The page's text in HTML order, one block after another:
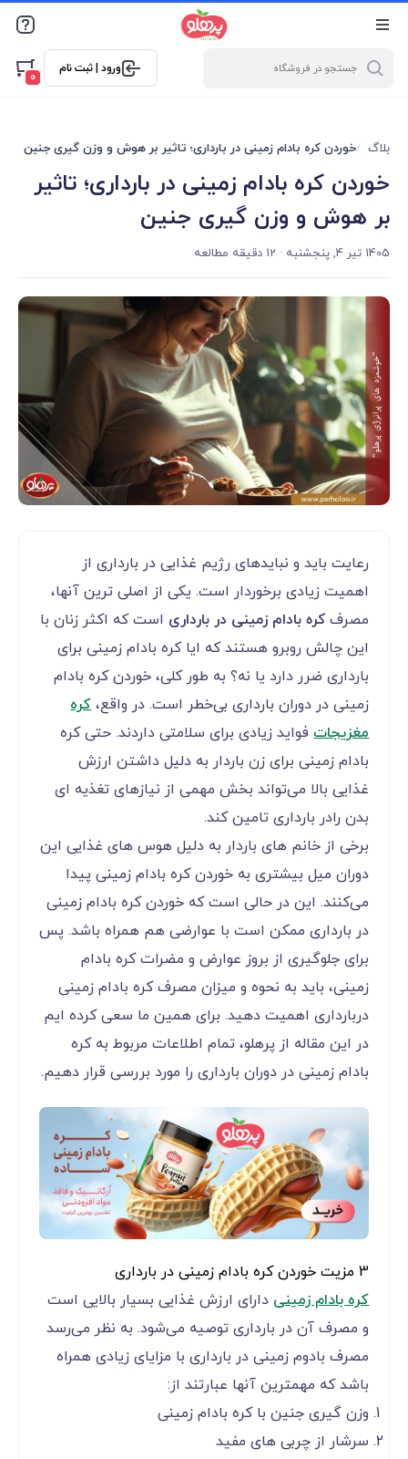
@media screen and (max-width: 500px) { .w-ch{bottom: 125px
!important; left:5px !important;} }
ورود | ثبت نام
0
بلاگ خوردن کره بادام زمینی در بارداری؛ تاثیر بر هوش و وزن گیری جنین
خوردن کره بادام زمینی در بارداری؛ تاثیر
بر هوش و وزن گیری جنین
1405 تیر 4, پنجشنبه · 12 دقیقه مطالعه
رعایت باید و نبایدهای رژیم غذایی در بارداری از
اهمیت زیادی برخوردار است. یکی از اصلی ترین آنها،
مصرف کره بادام زمینی در بارداری است که اکثر زنان با
این چالش روبرو هستند که ایا کره بادام زمینی برای
بارداری ضرر دارد یا نه؟ به طور کلی، خوردن کره بادام
زمینی در دوران بارداری بی‌خطر است. در واقع،کره
مغزیجات فواید زیادی برای سلامتی داردند. حتی کره
بادام زمینی برای زن باردار به دلیل داشتن ارزش
غذایی بالا می‌‌‌‌‌‌‌‌‌‌‌‌تواند بخش مهمی ‌‌‌‌‌‌‌‌‌‌‌‌از نیازهای تغذیه ای
بدن رادر بارداری تامین کند.
برخی از خانم های باردار به دلیل هوس های غذایی این
دوران میل بیشتری به خوردن کره بادام زمینی پیدا
می‌‌‌‌‌‌‌‌‌‌‌‌کنند. این در حالی است که خوردن کره بادام زمینی
در بارداری ممکن است با عوارضی هم همراه باشد. پس
برای جلوگیری از بروز عوارض و مضرات کره بادام
زمینی، باید به نحوه و میزان مصرف کره بادام زمینی
دربارداری اهمیت دهید. برای همین ما سعی کرده ایم
در این مقاله از پرهلو، تمام اطلاعات مربوط به کره
بادام زمینی در دوران بارداری را مورد بررسی قرار دهیم.
3 مزیت خوردن کره بادام زمینی در بارداری
کره بادام زمینی دارای ارزش غذایی بسیار بالایی است
و مصرف آن در بارداری توصیه می‌‌‌‌‌‌‌‌‌‌‌‌شود. به نظر می‌‌‌‌‌‌‌‌‌‌‌‌رسد
مصرف بادوم زمینی در بارداری با مزایای زیادی همراه
باشد که مهمترین آنها عبارتند از:
وزن گیری جنین با کره بادام زمینی
سرشار از چربی های مفید